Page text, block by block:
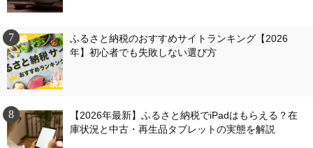
ふるさと納税のおすすめサイトランキング【2026
年】初心者でも失敗しない選び方
【2026年最新】ふるさと納税でiPadはもらえる？在
庫状況と中古・再生品タブレットの実態を解説